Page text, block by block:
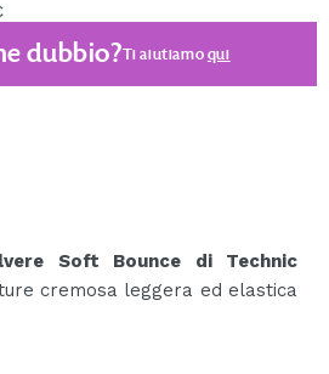
dubbio?Ti aiutiamoqui
Soft Bounce di Technic
cremosa leggera ed elastica